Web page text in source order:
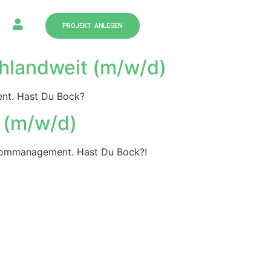
PROJEKT ANLEGEN
(m/w/d)
Hast Du Bock?
w/d)
Hast Du Bock?!